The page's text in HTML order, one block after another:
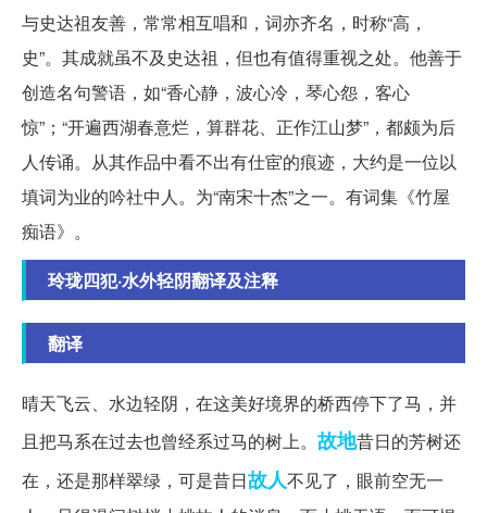
与史达祖友善，常常相互唱和，词亦齐名，时称“高，
史”。其成就虽不及史达祖，但也有值得重视之处。他善于
创造名句警语，如“香心静，波心冷，琴心怨，客心
惊”；“开遍西湖春意烂，算群花、正作江山梦”，都颇为后
人传诵。从其作品中看不出有仕宦的痕迹，大约是一位以
填词为业的吟社中人。为“南宋十杰”之一。有词集《竹屋
痴语》。
玲珑四犯·水外轻阴翻译及注释
翻译
晴天飞云、水边轻阴，在这美好境界的桥西停下了马，并
且把马系在过去也曾经系过马的树上。 故地昔日的芳树还
在，还是那样翠绿，可是昔日故人不见了，眼前空无一